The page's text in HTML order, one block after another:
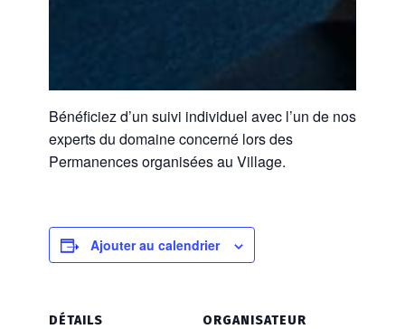
Bénéficiez d’un suivi individuel avec l’un de nos
experts du domaine concerné lors des
Permanences organisées au Village.
Ajouter au calendrier
DÉTAILS ORGANISATEUR